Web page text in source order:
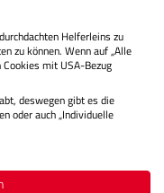
oder Drohnen-
Helferleins zu
zu können. Wenn auf „Alle
mit USA-Bezug
deswegen gibt es die
oder auch „Individuelle